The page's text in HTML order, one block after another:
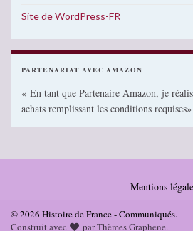
Site de WordPress-FR
PARTENARIAT AVEC AMAZON
« En tant que Partenaire Amazon, je
achats remplissant les conditions requises»
Mentions
© 2026 Histoire de France - Communiqués.
Construit avec
parThèmes Graphene.